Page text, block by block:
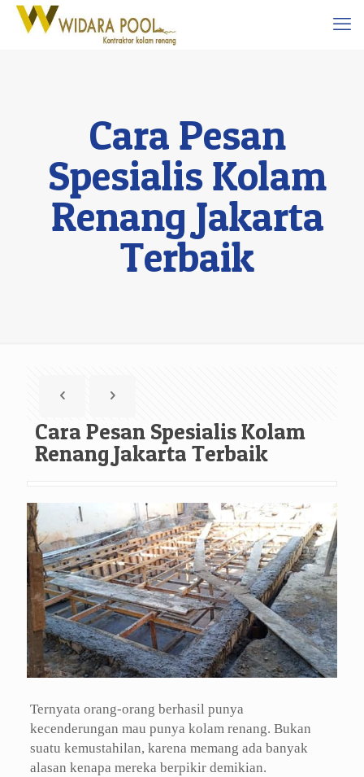
Cara Pesan
Spesialis Kolam
Renang Jakarta
Terbaik
Cara Pesan Spesialis Kolam
Renang Jakarta Terbaik
Ternyata orang-orang berhasil punya
kecenderungan mau punya kolam renang. Bukan
suatu kemustahilan, karena memang ada banyak
alasan kenapa mereka berpikir demikian.